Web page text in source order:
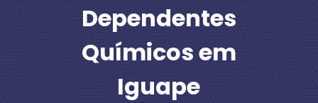
Dependentes
Químicos em
Iguape